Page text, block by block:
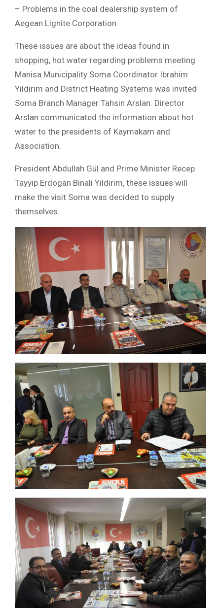
– Problems in the coal dealership system of
Aegean Lignite Corporation
These issues are about the ideas found in
shopping, hot water regarding problems meeting
Manisa Municipality Soma Coordinator Ibrahim
Yildirim and District Heating Systems was invited
Soma Branch Manager Tahsin Arslan. Director
Arslan communicated the information about hot
water to the presidents of Kaymakam and
Association.
President Abdullah Gül and Prime Minister Recep
Tayyip Erdogan Binali Yildirim, these issues will
make the visit Soma was decided to supply
themselves.